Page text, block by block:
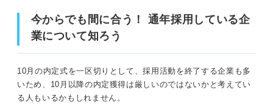
今からでも間に合う！ 通年採用している企
業について知ろう
10月の内定式を一区切りとして、採用活動を終了する企業も多
いため、10月以降の内定獲得は厳しいのではないかと考えてい
る人もいるかもしれません。